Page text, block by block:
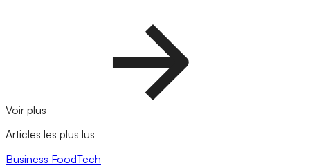
Voir plus
Articles les plus lus
Business FoodTech